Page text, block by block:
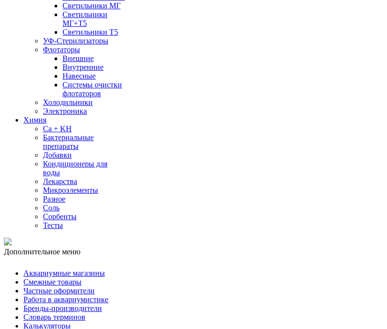
Светильники МГ
Светильники
МГ+T5
Светильники Т5
УФ-Стерилизаторы
Флотаторы
Внешние
Внутренние
Навесные
Системы очистки
флотаторов
Холодильники
Электроника
Химия
Ca + KH
Бактериальные
препараты
Добавки
Кондиционеры для
воды
Лекарства
Микроэлементы
Разное
Соль
Сорбенты
Тесты
Дополнительное меню
Аквариумные магазины
Смежные товары
Частные оформители
Работа в аквариумистике
Бренды-производители
Словарь терминов
Калькуляторы